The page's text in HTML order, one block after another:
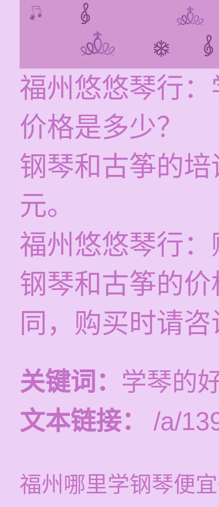
福州悠悠琴行
价格是多少？
钢琴和古筝的
元。
福州悠悠琴行
钢琴和古筝的
同，购买时请
关键词： 学琴的
文本链接：
/a/
福州哪里学钢琴便